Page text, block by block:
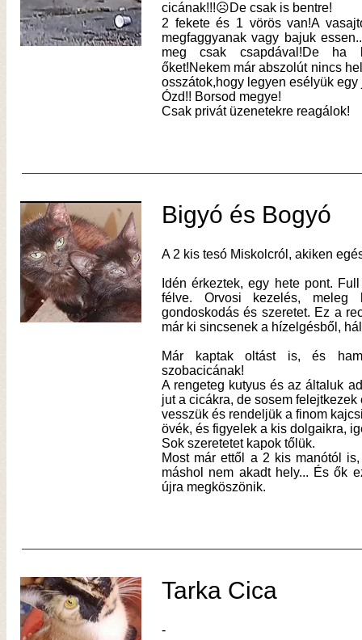
cicának!!!☹De csak is bentre!
2 fekete és 1 vörös van!A
megfaggyanak vagy bajuk
meg csak csapdával!De ha
őket!Nekem már abszolút nincs
osszátok,hogy legyen esélyük egy
Ózd!! Borsod megye!
Csak privát üzenetekre reagálok!
Bigyó és Bogyó
A 2 kis tesó Miskolcról, akiken
Idén érkeztek, egy hete pont.
félve. Orvosi kezelés, meleg
gondoskodás és szeretet. Ez a
már ki sincsenek a hízelgésből,
Már kaptak oltást is, és
szobacicának!
A rengeteg kutyus és az általuk
jut a cicákra, de sosem
vesszük és rendeljük a finom
övék, és figyelek a kis dolgaikra,
Sok szeretetet kapok tőlük.
Most már ettől a 2 kis manótól
máshol nem akadt hely... És ők
újra megköszönik.
Tarka Cica
-